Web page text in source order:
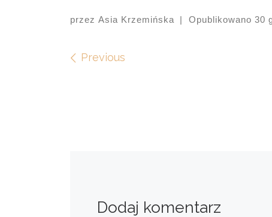
przez Asia Krzemińska | Opublikowano 30
Images navigation
Previous
Dodaj komentarz